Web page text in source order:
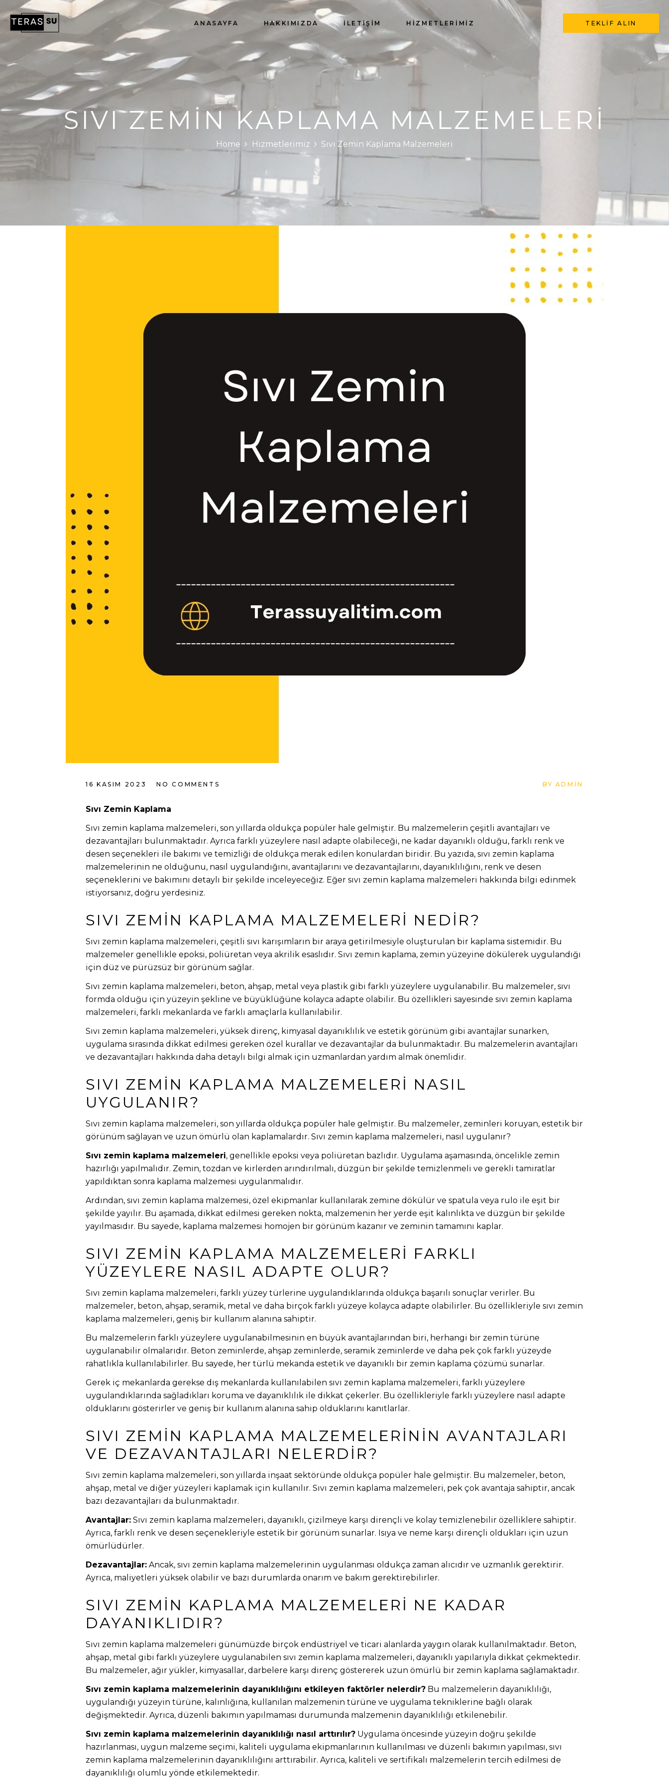
ANASAYFA HAKKIMIZDA İLETIŞIM HIZMETLERIMIZ TEKLIF ALIN
SIVI ZEMIN KAPLAMA MALZEMELERI
Home Hizmetlerimiz Sıvı Zemin Kaplama Malzemeleri
16 KASIM 2023 NO COMMENTS BY ADMIN
Sıvı Zemin Kaplama
Sıvı zemin kaplama malzemeleri, son yıllarda oldukça popüler hale gelmiştir. Bu malzemelerin çeşitli avantajları ve
dezavantajları bulunmaktadır. Ayrıca farklı yüzeylere nasıl adapte olabileceği, ne kadar dayanıklı olduğu, farklı renk ve
desen seçenekleri ile bakımı ve temizliği de oldukça merak edilen konulardan biridir. Bu yazıda, sıvı zemin kaplama
malzemelerinin ne olduğunu, nasıl uygulandığını, avantajlarını ve dezavantajlarını, dayanıklılığını, renk ve desen
seçeneklerini ve bakımını detaylı bir şekilde inceleyeceğiz. Eğer sıvı zemin kaplama malzemeleri hakkında bilgi edinmek
istiyorsanız, doğru yerdesiniz.
SIVI ZEMIN KAPLAMA MALZEMELERI NEDIR?
Sıvı zemin kaplama malzemeleri, çeşitli sıvı karışımların bir araya getirilmesiyle oluşturulan bir kaplama sistemidir. Bu
malzemeler genellikle epoksi, poliüretan veya akrilik esaslıdır. Sıvı zemin kaplama, zemin yüzeyine dökülerek uygulandığı
için düz ve pürüzsüz bir görünüm sağlar.
Sıvı zemin kaplama malzemeleri, beton, ahşap, metal veya plastik gibi farklı yüzeylere uygulanabilir. Bu malzemeler, sıvı
formda olduğu için yüzeyin şekline ve büyüklüğüne kolayca adapte olabilir. Bu özellikleri sayesinde sıvı zemin kaplama
malzemeleri, farklı mekanlarda ve farklı amaçlarla kullanılabilir.
Sıvı zemin kaplama malzemeleri, yüksek direnç, kimyasal dayanıklılık ve estetik görünüm gibi avantajlar sunarken,
uygulama sırasında dikkat edilmesi gereken özel kurallar ve dezavantajlar da bulunmaktadır. Bu malzemelerin avantajları
ve dezavantajları hakkında daha detaylı bilgi almak için uzmanlardan yardım almak önemlidir.
SIVI ZEMIN KAPLAMA MALZEMELERI NASIL
UYGULANIR?
Sıvı zemin kaplama malzemeleri, son yıllarda oldukça popüler hale gelmiştir. Bu malzemeler, zeminleri koruyan, estetik bir
görünüm sağlayan ve uzun ömürlü olan kaplamalardır. Sıvı zemin kaplama malzemeleri, nasıl uygulanır?
Sıvı zemin kaplama malzemeleri, genellikle epoksi veya poliüretan bazlıdır. Uygulama aşamasında, öncelikle zemin
hazırlığı yapılmalıdır. Zemin, tozdan ve kirlerden arındırılmalı, düzgün bir şekilde temizlenmeli ve gerekli tamiratlar
yapıldıktan sonra kaplama malzemesi uygulanmalıdır.
Ardından, sıvı zemin kaplama malzemesi, özel ekipmanlar kullanılarak zemine dökülür ve spatula veya rulo ile eşit bir
şekilde yayılır. Bu aşamada, dikkat edilmesi gereken nokta, malzemenin her yerde eşit kalınlıkta ve düzgün bir şekilde
yayılmasıdır. Bu sayede, kaplama malzemesi homojen bir görünüm kazanır ve zeminin tamamını kaplar.
SIVI ZEMIN KAPLAMA MALZEMELERI FARKLI
YÜZEYLERE NASIL ADAPTE OLUR?
Sıvı zemin kaplama malzemeleri, farklı yüzey türlerine uygulandıklarında oldukça başarılı sonuçlar verirler. Bu
malzemeler, beton, ahşap, seramik, metal ve daha birçok farklı yüzeye kolayca adapte olabilirler. Bu özellikleriyle sıvı zemin
kaplama malzemeleri, geniş bir kullanım alanına sahiptir.
Bu malzemelerin farklı yüzeylere uygulanabilmesinin en büyük avantajlarından biri, herhangi bir zemin türüne
uygulanabilir olmalarıdır. Beton zeminlerde, ahşap zeminlerde, seramik zeminlerde ve daha pek çok farklı yüzeyde
rahatlıkla kullanılabilirler. Bu sayede, her türlü mekanda estetik ve dayanıklı bir zemin kaplama çözümü sunarlar.
Gerek iç mekanlarda gerekse dış mekanlarda kullanılabilen sıvı zemin kaplama malzemeleri, farklı yüzeylere
uygulandıklarında sağladıkları koruma ve dayanıklılık ile dikkat çekerler. Bu özellikleriyle farklı yüzeylere nasıl adapte
olduklarını gösterirler ve geniş bir kullanım alanına sahip olduklarını kanıtlarlar.
SIVI ZEMIN KAPLAMA MALZEMELERININ AVANTAJLARI
VE DEZAVANTAJLARI NELERDIR?
Sıvı zemin kaplama malzemeleri, son yıllarda inşaat sektöründe oldukça popüler hale gelmiştir. Bu malzemeler, beton,
ahşap, metal ve diğer yüzeyleri kaplamak için kullanılır. Sıvı zemin kaplama malzemeleri, pek çok avantaja sahiptir, ancak
bazı dezavantajları da bulunmaktadır.
Avantajlar: Sıvı zemin kaplama malzemeleri, dayanıklı, çizilmeye karşı dirençli ve kolay temizlenebilir özelliklere sahiptir.
Ayrıca, farklı renk ve desen seçenekleriyle estetik bir görünüm sunarlar. Isıya ve neme karşı dirençli oldukları için uzun
ömürlüdürler.
Dezavantajlar: Ancak, sıvı zemin kaplama malzemelerinin uygulanması oldukça zaman alıcıdır ve uzmanlık gerektirir.
Ayrıca, maliyetleri yüksek olabilir ve bazı durumlarda onarım ve bakım gerektirebilirler.
SIVI ZEMIN KAPLAMA MALZEMELERI NE KADAR
DAYANIKLIDIR?
Sıvı zemin kaplama malzemeleri günümüzde birçok endüstriyel ve ticari alanlarda yaygın olarak kullanılmaktadır. Beton,
ahşap, metal gibi farklı yüzeylere uygulanabilen sıvı zemin kaplama malzemeleri, dayanıklı yapılarıyla dikkat çekmektedir.
Bu malzemeler, ağır yükler, kimyasallar, darbelere karşı direnç göstererek uzun ömürlü bir zemin kaplama sağlamaktadır.
Sıvı zemin kaplama malzemelerinin dayanıklılığını etkileyen faktörler nelerdir? Bu malzemelerin dayanıklılığı,
uygulandığı yüzeyin türüne, kalınlığına, kullanılan malzemenin türüne ve uygulama tekniklerine bağlı olarak
değişmektedir. Ayrıca, düzenli bakımın yapılmaması durumunda malzemenin dayanıklılığı etkilenebilir.
Sıvı zemin kaplama malzemelerinin dayanıklılığı nasıl arttırılır? Uygulama öncesinde yüzeyin doğru şekilde
hazırlanması, uygun malzeme seçimi, kaliteli uygulama ekipmanlarının kullanılması ve düzenli bakımın yapılması, sıvı
zemin kaplama malzemelerinin dayanıklılığını arttırabilir. Ayrıca, kaliteli ve sertifikalı malzemelerin tercih edilmesi de
dayanıklılığı olumlu yönde etkilemektedir.